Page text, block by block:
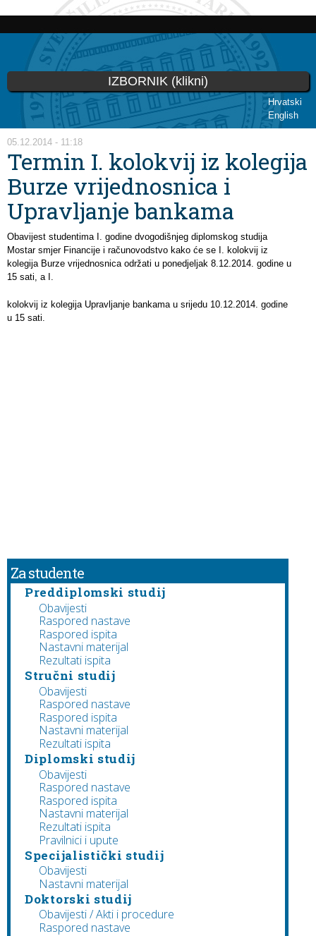
Skoči
glavni
sadržaj
Hrvatski
English
IZBORNIK (klikni)
Vi ste ovdje
05.12.2014 - 11:18
Termin I. kolokvij iz kolegija
Burze vrijednosnica i
Upravljanje bankama
Obavijest studentima I. godine dvogodišnjeg diplomskog studija
Mostar smjer Financije i računovodstvo kako će se I. kolokvij iz
kolegija Burze vrijednosnica održati u ponedjeljak 8.12.2014. godine u
15 sati, a I.
kolokvij iz kolegija Upravljanje bankama u srijedu 10.12.2014. godine
u 15 sati.
Za studente
Preddiplomski studij
Obavijesti
Raspored nastave
Raspored ispita
Nastavni materijal
Rezultati ispita
Stručni studij
Obavijesti
Raspored nastave
Raspored ispita
Nastavni materijal
Rezultati ispita
Diplomski studij
Obavijesti
Raspored nastave
Raspored ispita
Nastavni materijal
Rezultati ispita
Pravilnici i upute
Specijalistički studij
Obavijesti
Nastavni materijal
Doktorski studij
Obavijesti / Akti i procedure
Raspored nastave